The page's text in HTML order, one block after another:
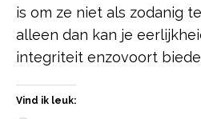
is om ze niet als zodanig
alleen dan kan je
integriteit enzovoort
Vind ik leuk: